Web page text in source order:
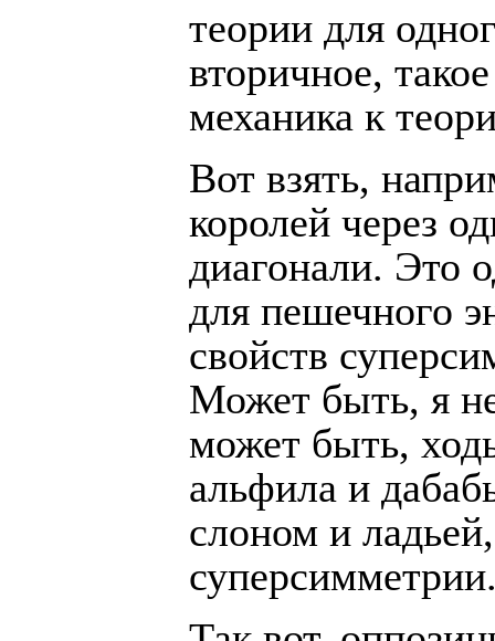
теории для
вторичное,
механика к
Вот взять,
королей через
диагонали. Это
для пешечного
свойств
Может быть, я
может быть,
альфила и
слоном и